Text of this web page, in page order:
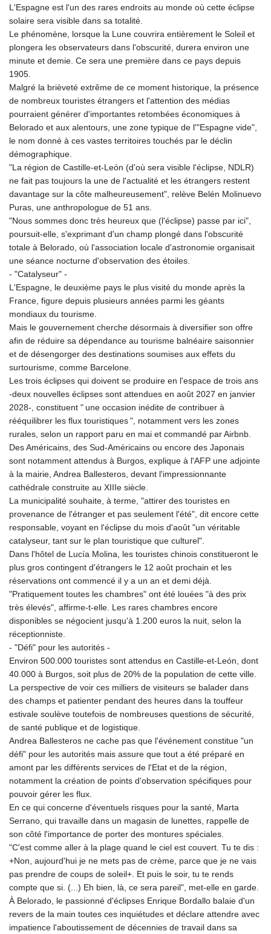
L'Espagne est l'un des rares endroits au monde où cette éclipse
solaire sera visible dans sa totalité.
Le phénomène, lorsque la Lune couvrira entièrement le Soleil et
plongera les observateurs dans l'obscurité, durera environ une
minute et demie. Ce sera une première dans ce pays depuis
1905.
Malgré la brièveté extrême de ce moment historique, la présence
de nombreux touristes étrangers et l'attention des médias
pourraient générer d'importantes retombées économiques à
Belorado et aux alentours, une zone typique de l'"Espagne vide",
le nom donné à ces vastes territoires touchés par le déclin
démographique.
"La région de Castille-et-León (d'où sera visible l'éclipse, NDLR)
ne fait pas toujours la une de l'actualité et les étrangers restent
davantage sur la côte malheureusement", relève Belén Molinuevo
Puras, une anthropologue de 51 ans.
"Nous sommes donc très heureux que (l'éclipse) passe par ici",
poursuit-elle, s'exprimant d'un champ plongé dans l'obscurité
totale à Belorado, où l'association locale d'astronomie organisait
une séance nocturne d'observation des étoiles.
- "Catalyseur" -
L'Espagne, le deuxième pays le plus visité du monde après la
France, figure depuis plusieurs années parmi les géants
mondiaux du tourisme.
Mais le gouvernement cherche désormais à diversifier son offre
afin de réduire sa dépendance au tourisme balnéaire saisonnier
et de désengorger des destinations soumises aux effets du
surtourisme, comme Barcelone.
Les trois éclipses qui doivent se produire en l'espace de trois ans
-deux nouvelles éclipses sont attendues en août 2027 en janvier
2028-, constituent " une occasion inédite de contribuer à
rééquilibrer les flux touristiques ", notamment vers les zones
rurales, selon un rapport paru en mai et commandé par Airbnb.
Des Américains, des Sud-Américains ou encore des Japonais
sont notamment attendus à Burgos, explique à l'AFP une adjointe
à la mairie, Andrea Ballesteros, devant l'impressionnante
cathédrale construite au XIIIe siècle.
La municipalité souhaite, à terme, "attirer des touristes en
provenance de l'étranger et pas seulement l'été", dit encore cette
responsable, voyant en l'éclipse du mois d'août "un véritable
catalyseur, tant sur le plan touristique que culturel".
Dans l'hôtel de Lucía Molina, les touristes chinois constitueront le
plus gros contingent d'étrangers le 12 août prochain et les
réservations ont commencé il y a un an et demi déjà.
"Pratiquement toutes les chambres" ont été louées "à des prix
très élevés", affirme-t-elle. Les rares chambres encore
disponibles se négocient jusqu'à 1.200 euros la nuit, selon la
réceptionniste.
- "Défi" pour les autorités -
Environ 500.000 touristes sont attendus en Castille-et-León, dont
40.000 à Burgos, soit plus de 20% de la population de cette ville.
La perspective de voir ces milliers de visiteurs se balader dans
des champs et patienter pendant des heures dans la touffeur
estivale soulève toutefois de nombreuses questions de sécurité,
de santé publique et de logistique.
Andrea Ballesteros ne cache pas que l'événement constitue "un
défi" pour les autorités mais assure que tout a été préparé en
amont par les différents services de l'Etat et de la région,
notamment la création de points d'observation spécifiques pour
pouvoir gérer les flux.
En ce qui concerne d'éventuels risques pour la santé, Marta
Serrano, qui travaille dans un magasin de lunettes, rappelle de
son côté l'importance de porter des montures spéciales.
"C'est comme aller à la plage quand le ciel est couvert. Tu te dis :
+Non, aujourd'hui je ne mets pas de crème, parce que je ne vais
pas prendre de coups de soleil+. Et puis le soir, tu te rends
compte que si. (...) Eh bien, là, ce sera pareil", met-elle en garde.
À Belorado, le passionné d'éclipses Enrique Bordallo balaie d'un
revers de la main toutes ces inquiétudes et déclare attendre avec
impatience l'aboutissement de décennies de travail dans sa